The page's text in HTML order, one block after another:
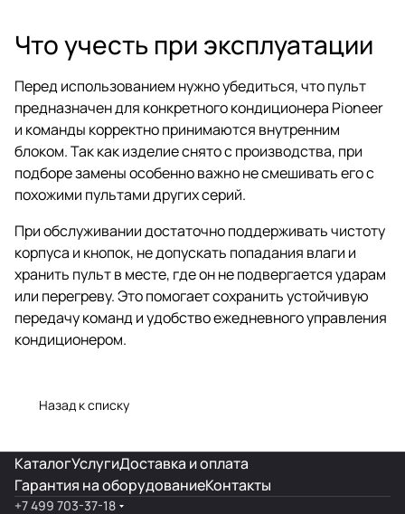
Что учесть при эксплуатации
Перед использованием нужно убедиться, что пульт
предназначен для конкретного кондиционера Pioneer
и команды корректно принимаются внутренним
блоком. Так как изделие снято с производства, при
подборе замены особенно важно не смешивать его с
похожими пультами других серий.
При обслуживании достаточно поддерживать чистоту
корпуса и кнопок, не допускать попадания влаги и
хранить пульт в месте, где он не подвергается ударам
или перегреву. Это помогает сохранить устойчивую
передачу команд и удобство ежедневного управления
кондиционером.
Назад к списку
КаталогУслугиДоставка и оплата
Гарантия на оборудованиеКонтакты
+7 499 703-37-18